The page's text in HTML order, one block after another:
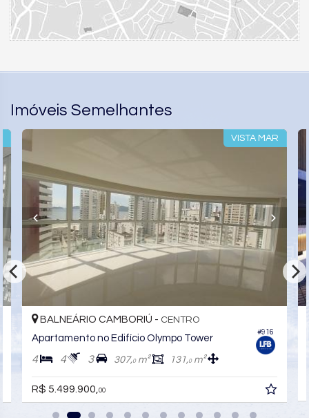
Imóveis Semelhantes
VISTA MAR
#916
BALNEÁRIO CAMBORIÚ - CENTRO
Apartamento no Edifício Olympo Tower
4 4 3 307,0m² 131,0m²
R$ 5.499.900,00